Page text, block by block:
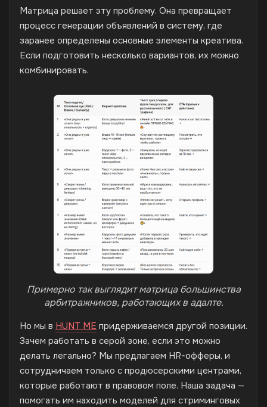
Матрица решает эту проблему. Она превращает
процесс генерации объявлений в систему, где
заранее определены основные элементы креатива.
Если подготовить несколько вариантов, их можно
комбинировать.
Примерно так выглядит матрица большинства
арбитражников, работающих в адалте.
Но мы в HUNT ME придерживаемся другой позиции.
Зачем работать в серой зоне, если это можно
делать легально? Мы предлагаем HR-офферы, и
сотрудничаем только с продюсерскими центрами,
которые работают в правовом поле. Наша задача —
помогать им находить моделей для стриминговых